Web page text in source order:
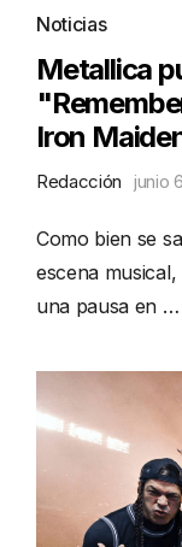
Noticias
Metallica
Iron
Redacción junio
Como bien se
escena
una pausa en …